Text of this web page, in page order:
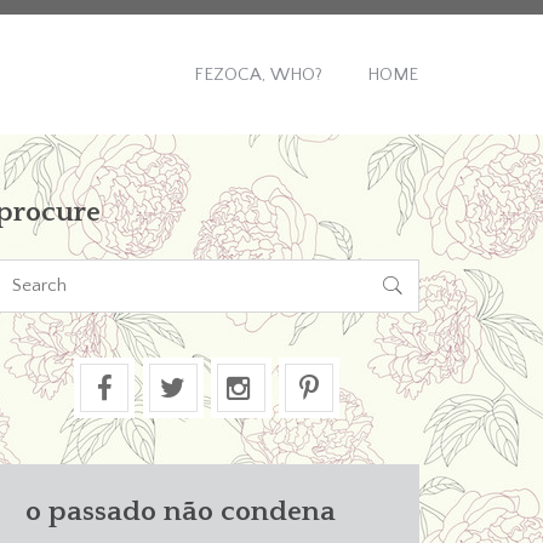
FEZOCA, WHO? HOME

o passado não condena